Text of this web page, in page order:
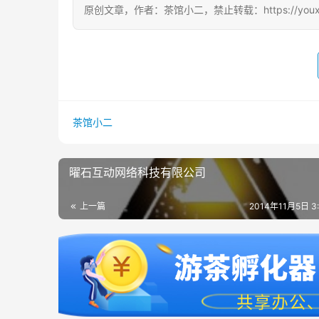
原创文章，作者：茶馆小二，禁止转载：https://
茶馆小二
曜石互动网络科技有限公司
上一篇 2014年11月5日